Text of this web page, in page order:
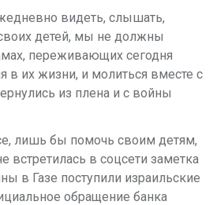
видеть, слышать,
детей, мы не должны
переживающих сегодня
в их жизни, и молиться вместе с
из плена и с войны
лишь бы помочь своим детям,
встретилась в соцсети заметка
в Газе поступили израильские
обращение банка